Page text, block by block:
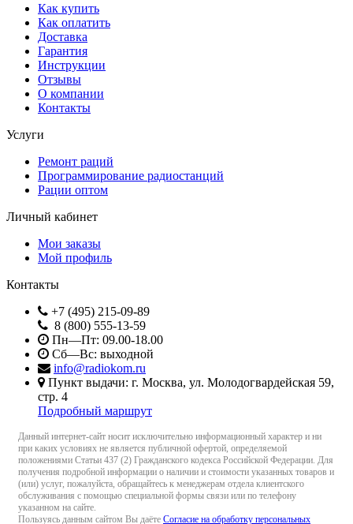
Как купить
Как оплатить
Доставка
Гарантия
Инструкции
Отзывы
О компании
Контакты
Услуги
Ремонт раций
Программирование радиостанций
Рации оптом
Личный кабинет
Мои заказы
Мой профиль
Контакты
+7 (495) 215-09-89
8 (800) 555-13-59
Пн—Пт: 09.00-18.00
Сб—Вс: выходной
info@radiokom.ru
Пункт выдачи: г. Москва, ул. Молодогвардейская 59,
стр. 4
Подробный маршрут
Данный интернет-сайт носит исключительно информационный характер и ни
при каких условиях не является публичной офертой, определяемой
положениями Статьи 437 (2) Гражданского кодекса Российской Федерации. Для
получения подробной информации о наличии и стоимости указанных товаров и
(или) услуг, пожалуйста, обращайтесь к менеджерам отдела клиентского
обслуживания с помощью специальной формы связи или по телефону
указанном на сайте.
Пользуясь данным сайтом Вы даёте Согласие на обработку персональных